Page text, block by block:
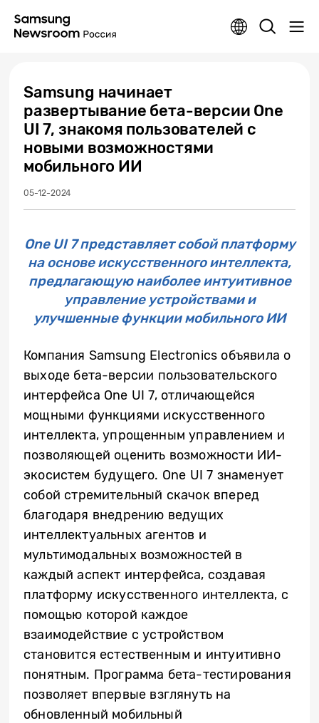
Samsung начинает
развертывание бета-версии One
UI 7, знакомя пользователей с
новыми возможностями
мобильного ИИ
05-12-2024
One UI 7 представляет собой платформу
на основе искусственного интеллекта,
предлагающую наиболее интуитивное
управление устройствами и
улучшенные функции мобильного ИИ
Компания Samsung Electronics объявила о
выходе бета-версии пользовательского
интерфейса One UI 7, отличающейся
мощными функциями искусственного
интеллекта, упрощенным управлением и
позволяющей оценить возможности ИИ-
экосистем будущего. One UI 7 знаменует
собой стремительный скачок вперед
благодаря внедрению ведущих
интеллектуальных агентов и
мультимодальных возможностей в
каждый аспект интерфейса, создавая
платформу искусственного интеллекта, с
помощью которой каждое
взаимодействие с устройством
становится естественным и интуитивно
понятным. Программа бета-тестирования
позволяет впервые взглянуть на
обновленный мобильный